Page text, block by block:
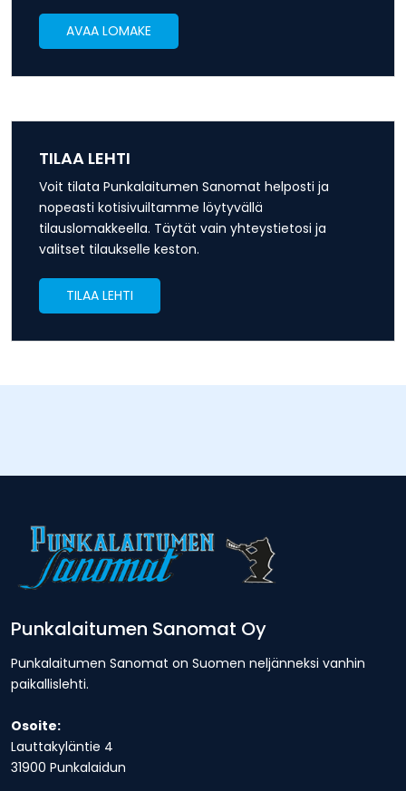
AVAA LOMAKE
TILAA LEHTI
Voit tilata Punkalaitumen Sanomat helposti ja
nopeasti kotisivuiltamme löytyvällä
tilauslomakkeella. Täytät vain yhteystietosi ja
valitset tilaukselle keston.
TILAA LEHTI
Punkalaitumen Sanomat Oy
Punkalaitumen Sanomat on Suomen neljänneksi vanhin
paikallislehti.
Osoite:
Lauttakyläntie 4
31900 Punkalaidun